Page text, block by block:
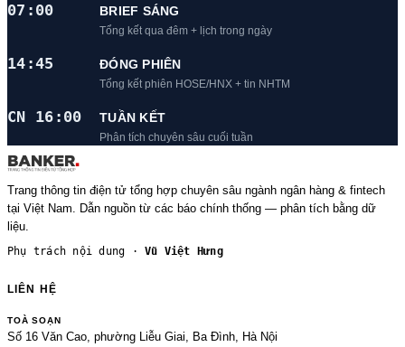
07:00 BRIEF SÁNG
Tổng kết qua đêm + lịch trong ngày
14:45 ĐÓNG PHIÊN
Tổng kết phiên HOSE/HNX + tin NHTM
CN 16:00 TUẦN KẾT
Phân tích chuyên sâu cuối tuần
Trang thông tin điện tử tổng hợp chuyên sâu ngành ngân hàng & fintech
tại Việt Nam. Dẫn nguồn từ các báo chính thống — phân tích bằng dữ
liệu.
Phụ trách nội dung ·Vũ Việt Hưng
LIÊN HỆ
TOÀ SOẠN
Số 16 Văn Cao, phường Liễu Giai, Ba Đình, Hà Nội